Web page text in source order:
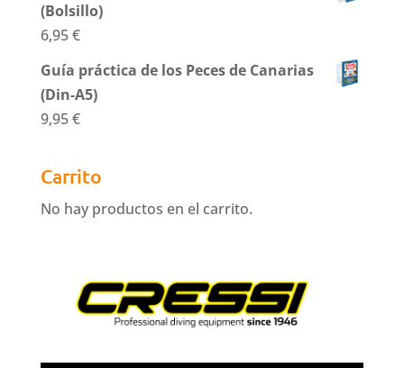
(Bolsillo)
6,95€
Guía práctica de los Peces de Canarias
(Din-A5)
9,95€
Carrito
No hay productos en el carrito.